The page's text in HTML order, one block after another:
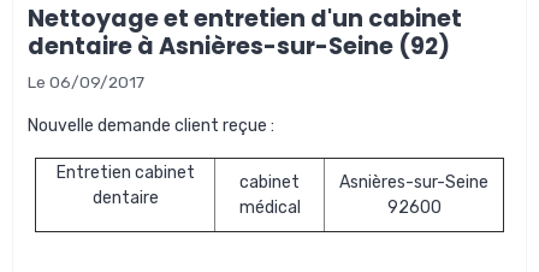
Nettoyage et entretien d'un cabinet
dentaire à Asnières-sur-Seine (92)
Le 06/09/2017
Nouvelle demande client reçue :
Entretien cabinet
dentaire
cabinet
médical
Asnières-sur-Seine
92600